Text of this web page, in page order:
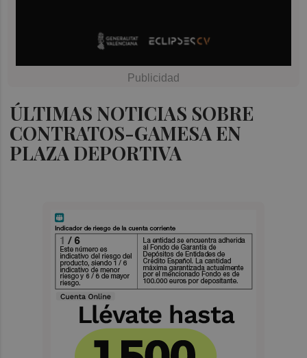
ÚLTIMAS NOTICIAS SOBRE
CONTRATOS-GAMESA EN
PLAZA DEPORTIVA